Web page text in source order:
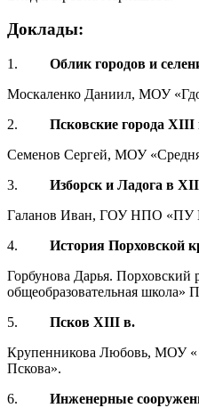
Доклады:
1. Облик городов и
Москаленко Даниил, МОУ
2. Псковские города XIII
Семенов Сергей, МОУ
3. Изборск и Ладога в
Галанов Иван, ГОУ НПО «ПУ
4.
История Порховской
Горбунова Дарья. Порховский
общеобразовательная школа»
5. Псков XIII в.
Крупенникова Любовь, МОУ «
Пскова».
6. Инженерные